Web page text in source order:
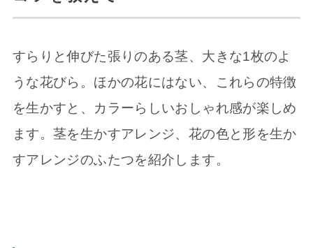
すらりと伸びた張りのある茎、大きな1枚のよ
うな花びら。ほかの花にはない、これらの特徴
を生かすと、カラーらしいおしゃれ感が楽しめ
ます。茎を生かすアレンジ、花の色と形を生か
すアレンジのふたつを紹介します。